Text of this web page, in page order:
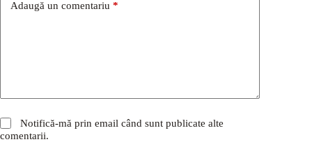
Adaugă un comentariu *
Notifică-mă prin email când sunt publicate alte
comentarii.